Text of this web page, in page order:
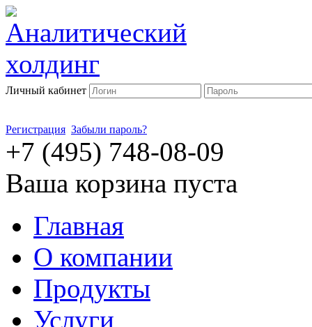
Личный кабинет
Регистрация Забыли пароль?
+7 (495) 748-08-09
Ваша корзина пуста
Главная
О компании
Продукты
Услуги